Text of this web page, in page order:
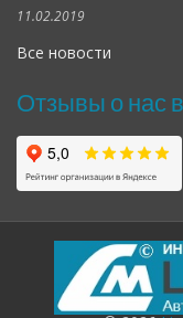
11.02.2019
Все новости
Отзывы о нас